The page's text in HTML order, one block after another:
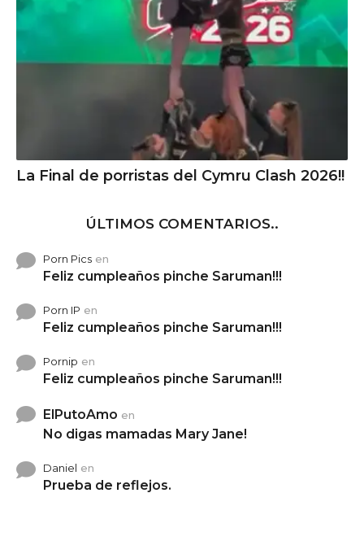
La Final de porristas del Cymru Clash 2026!!
ÚLTIMOS COMENTARIOS..
Porn Pics en
Feliz cumpleaños pinche Saruman!!!
Porn IP en
Feliz cumpleaños pinche Saruman!!!
Pornip en
Feliz cumpleaños pinche Saruman!!!
ElPutoAmo en
No digas mamadas Mary Jane!
Daniel en
Prueba de reflejos.